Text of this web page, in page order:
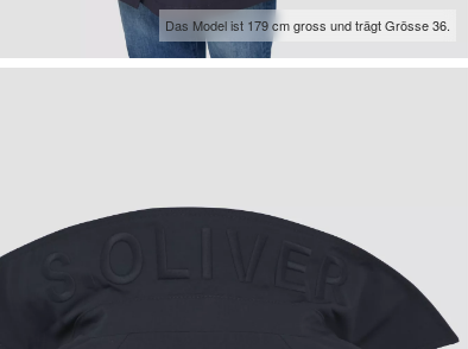
Das Model ist 179 cm gross und trägt Grösse 36.